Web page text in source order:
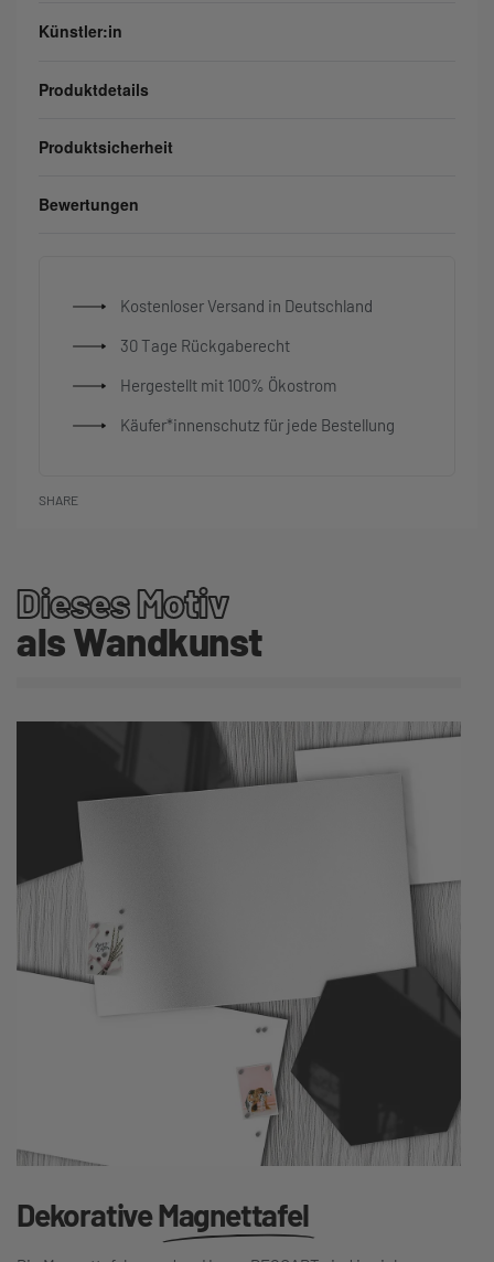
Künstler:in
Produktdetails
Produktsicherheit
Bewertungen
Kostenloser Versand in Deutschland
30 Tage Rückgaberecht
Hergestellt mit 100% Ökostrom
Käufer*innenschutz für jede Bestellung
SHARE
Dieses Motiv
als Wandkunst
DekorativeMagnettafel